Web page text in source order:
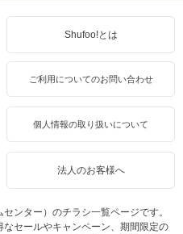
Shufoo!とは
ご利用についてのお問い合わせ
個人情報の取り扱いについて
法人のお客様へ
ンター）のチラシ一覧ページです。
セールやキャンペーン、期間限定の